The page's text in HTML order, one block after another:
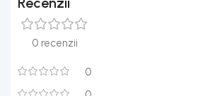
0 recenzii
0